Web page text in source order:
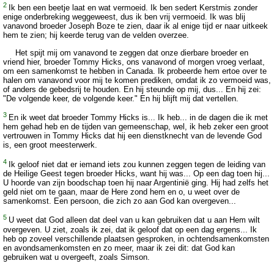
2
Ik ben een beetje laat en wat vermoeid. Ik ben sedert Kerstmis zonder
enige onderbreking weggeweest, dus ik ben vrij vermoeid. Ik was blij
vanavond broeder Joseph Boze te zien, daar ik al enige tijd er naar uitkeek
hem te zien; hij keerde terug van de velden overzee.
Het spijt mij om vanavond te zeggen dat onze dierbare broeder en
vriend hier, broeder Tommy Hicks, ons vanavond of morgen vroeg verlaat,
om een samenkomst te hebben in Canada. Ik probeerde hem ertoe over te
halen om vanavond voor mij te komen prediken, omdat ik zo vermoeid was,
of anders de gebedsrij te houden. En hij steunde op mij, dus... En hij zei:
"De volgende keer, de volgende keer." En hij blijft mij dat vertellen.
3 En ik weet dat broeder Tommy Hicks is... Ik heb... in de dagen die ik met
hem gehad heb en de tijden van gemeenschap, wel, ik heb zeker een groot
vertrouwen in Tommy Hicks dat hij een dienstknecht van de levende God
is, een groot meesterwerk.
4
Ik geloof niet dat er iemand iets zou kunnen zeggen tegen de leiding van
de Heilige Geest tegen broeder Hicks, want hij was... Op een dag toen hij...
U hoorde van zijn boodschap toen hij naar Argentinië ging. Hij had zelfs het
geld niet om te gaan, maar de Here zond hem en o, u weet over de
samenkomst. Een persoon, die zich zo aan God kan overgeven...
5 U weet dat God alleen dat deel van u kan gebruiken dat u aan Hem wilt
overgeven. U ziet, zoals ik zei, dat ik geloof dat op een dag ergens... Ik
heb op zoveel verschillende plaatsen gesproken, in ochtendsamenkomsten
en avondsamenkomsten en zo meer, maar ik zei dit: dat God kan
gebruiken wat u overgeeft, zoals Simson.